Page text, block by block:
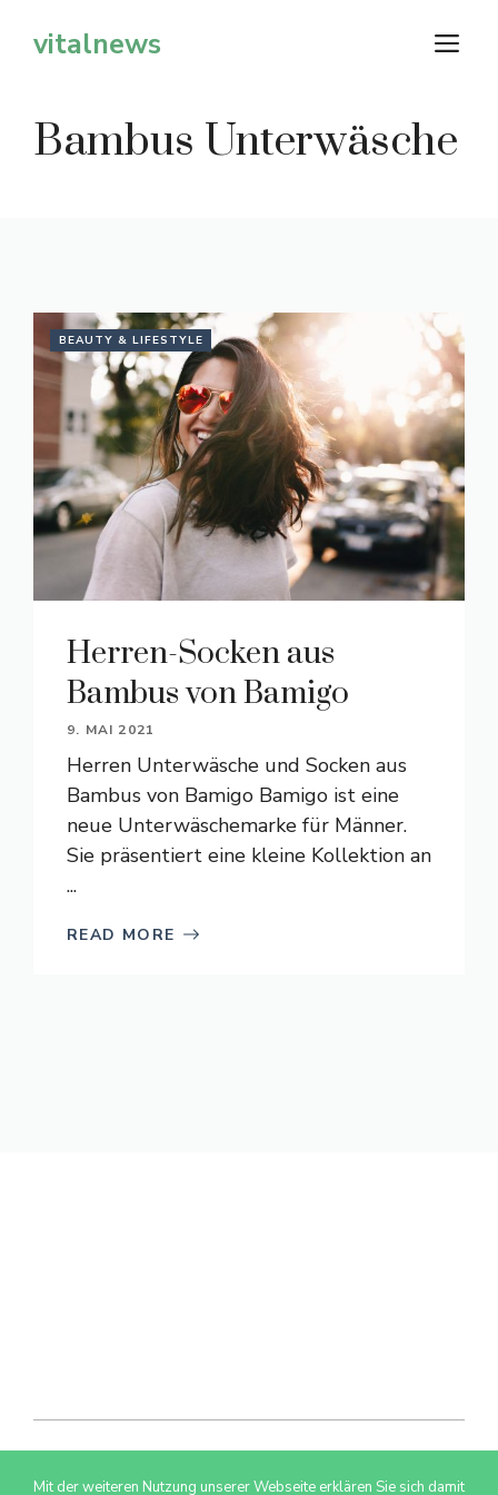
Inhaltvitalnews
Bambus Unterwäsche
BEAUTY & LIFESTYLE
Herren-Socken aus
Bambus von Bamigo
9. MAI 2021
Herren Unterwäsche und Socken aus
Bambus von Bamigo Bamigo ist eine
neue Unterwäschemarke für Männer.
Sie präsentiert eine kleine Kollektion an
...
READ MORE
Mit der weiteren Nutzung unserer Webseite erklären Sie sich damit